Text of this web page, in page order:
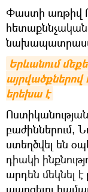
Փաստի առթիվ
հետաքննչական
Երևանում
երեխա է
բաժիններում,
ստեղծվել են
դիակի
արդեն մեկնել